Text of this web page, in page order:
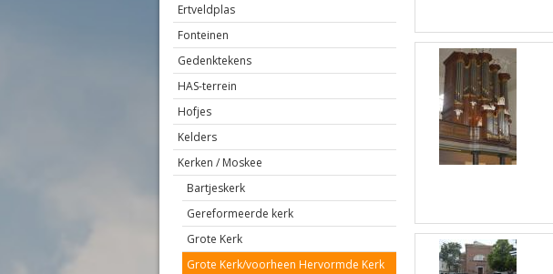
Ertveldplas
Fonteinen
Gedenktekens
HAS-terrein
Hofjes
Kelders
Kerken / Moskee
Bartjeskerk
Gereformeerde kerk
Grote Kerk
Grote Kerk/voorheen Hervormde Kerk